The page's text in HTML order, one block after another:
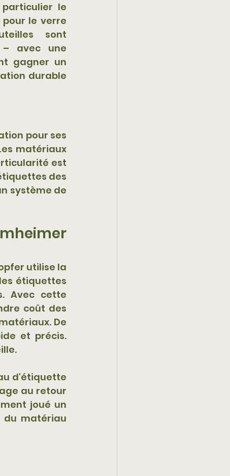
le
pour le verre
sont
– avec une
gagner un
durable
pour ses
matériaux
est
des
système de
utilise la
étiquettes
Avec cette
coût des
De
et précis.
d'étiquette
au retour
joué un
du matériau